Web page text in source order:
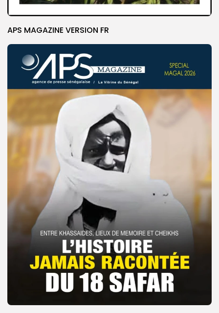
APS MAGAZINE VERSION FR